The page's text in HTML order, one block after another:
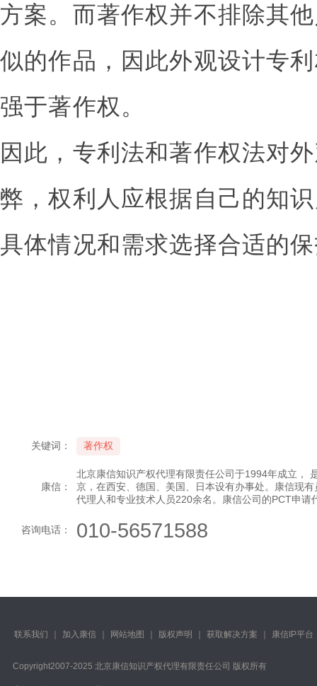
方案。而著作权并不排除其
似的作品，因此外观设计专
强于著作权。
因此，专利法和著作权法对
弊，权利人应根据自己的知
具体情况和需求选择合适的
关键词： 著作权
康信：
北京康信知识产权代理有限责任公司于1994年成立，
京，在西安、德国、美国、日本设有办事处。康信现
代理人和专业技术人员220余名。康信公司的PCT申请
咨询电话： 010-56571588
联系我们 加入康信 网站地图 版权声明 获取解决方案 康信IP平台
Copyright️2007-2025 北京康信知识产权代理有限责任公司 版权所有